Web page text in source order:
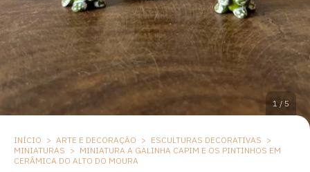
1 / 5
INÍCIO > ARTE E DECORAÇÃO > ESCULTURAS DECORATIVAS >
MINIATURAS > MINIATURA A GALINHA CAPIM E OS PINTINHOS EM
CERÂMICA DO ALTO DO MOURA